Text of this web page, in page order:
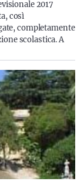
2017
così
completamente
scolastica. A